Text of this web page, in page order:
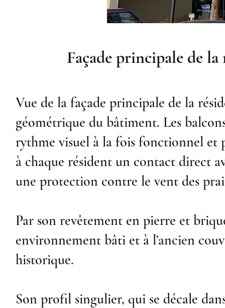
Façade principale de
Vue de la façade principale de la
géométrique du bâtiment. Les
rythme visuel à la fois fonctionnel et
à chaque résident un contact direct
une protection contre le vent des
Par son revêtement en pierre et
environnement bâti et à l’ancien
historique.
Son profil singulier, qui se décale